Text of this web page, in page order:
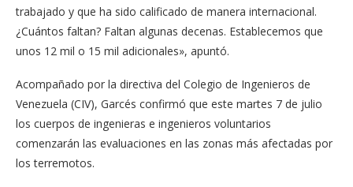
trabajado y que ha sido calificado de manera internacional.
¿Cuántos faltan? Faltan algunas decenas. Establecemos que
unos 12 mil o 15 mil adicionales», apuntó.
Acompañado por la directiva del Colegio de Ingenieros de
Venezuela (CIV), Garcés confirmó que este martes 7 de julio
los cuerpos de ingenieras e ingenieros voluntarios
comenzarán las evaluaciones en las zonas más afectadas por
los terremotos.